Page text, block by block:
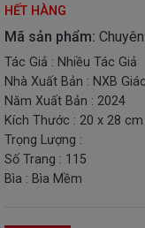
QUÀ
TẶNG
ĐỒ
CHƠI
THIẾT
BỊ
STEM
HẾT HÀNG
Mã sản phẩm:
Tác Giả : Nhiều Tác Giả
Nhà Xuất Bản : NXB
Năm Xuất Bản : 2024
Kích Thước : 20 x 28 cm
Trọng Lượng :
Số Trang : 115
Bìa : Bìa Mềm